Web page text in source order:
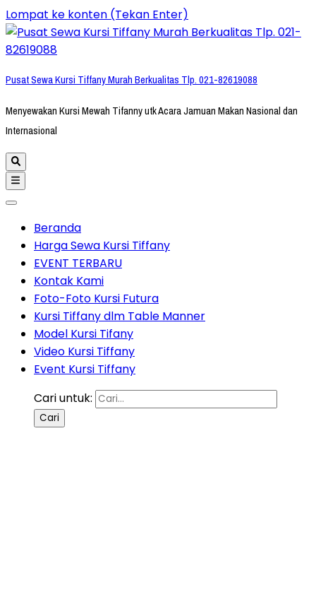
Lompat ke konten (Tekan Enter)
Pusat Sewa Kursi Tiffany Murah Berkualitas Tlp. 021-82619088
Menyewakan Kursi Mewah Tifanny utk Acara Jamuan Makan Nasional dan
Internasional
Beranda
Harga Sewa Kursi Tiffany
EVENT TERBARU
Kontak Kami
Foto-Foto Kursi Futura
Kursi Tiffany dlm Table Manner
Model Kursi Tifany
Video Kursi Tiffany
Event Kursi Tiffany
Cari untuk: